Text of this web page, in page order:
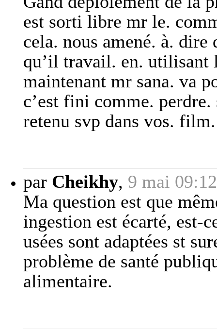
est sorti libre mr le.
cela. nous amené. à. dire
qu’il travail. en. utilisant
maintenant mr sana. va
c’est fini comme.
retenu svp dans vos.
par Cheikhy, 9 mai 09:12
Ma question est que
ingestion est écarté, est-
usées sont adaptées st
problème de santé
alimentaire.